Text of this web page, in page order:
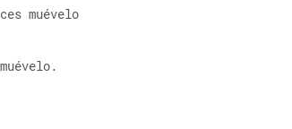
muévelo